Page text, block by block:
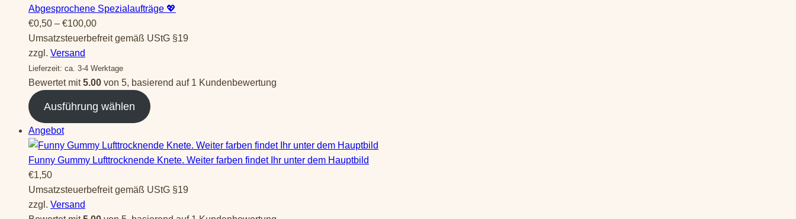
Abgesprochene Spezialaufträge 💖
€0,50 – €100,00Preisspanne:
€0,50
€100,00
Umsatzsteuerbefreit gemäß UStG §19
zzgl. Versand
Lieferzeit: ca. 3-4 Werktage
Bewertet mit5.00 von 5, basierend auf 1 Kundenbewertung
Ausführung wählen
AngebotProdukt
im
Angebot
Funny Gummy Lufttrocknende Knete. Weiter farben findet Ihr unter dem Hauptbild
€1,50
Umsatzsteuerbefreit gemäß UStG §19
zzgl. Versand